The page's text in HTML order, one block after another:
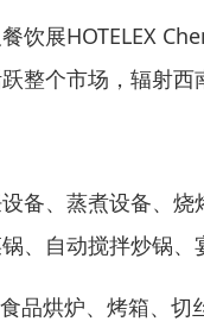
饮展HOTELEX
整个市场，辐射西
备、蒸煮设备、
、自动搅拌炒锅
品烘炉、烤箱、